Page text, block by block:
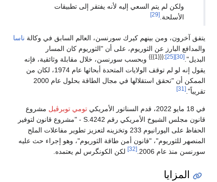
ولكن لم يتم السعي إليه لأنه يفتقر إلى تطبيقات
الأسلحة. [29]
يتفق آخرون، ومن بينهم كيرك سورنسن، العالم السابق في وكالة ناسا
والمدافع البارز عن الثوريوم، على أن "الثوريوم كان المسار
البديل". [30]
[25]
:{{{1}}}
وبحسب سورنسن، خلال مقابلة وثائقية، فإنه
يقول إنه لو لم توقف الولايات المتحدة أبحاثها عام 1974، لكان من
الممكن أن "تحقق استقلالها في مجال الطاقة بحلول عام 2000
تقريباً". [31]
في 18 مايو 2022، قدم السناتور الأمريكي تومي توبرڤيل مشروع
قانون مجلس الشيوخ الأمريكي رقم S.4242 - "مشروع قانون لتوفير
الحفاظ على اليورانيوم 233 وتخزينه لتعزيز تطوير مفاعلات الملح
المنصهر للثوريوم"، "قانون أمن طاقة الثوريوم"، وهو إجراء حث عليه
سورنسن منذ عام 2006.
[32] لكن الكونگرس لم يعتمده.
المزايا